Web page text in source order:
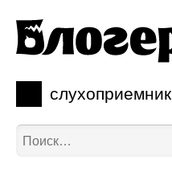
слухоприемник